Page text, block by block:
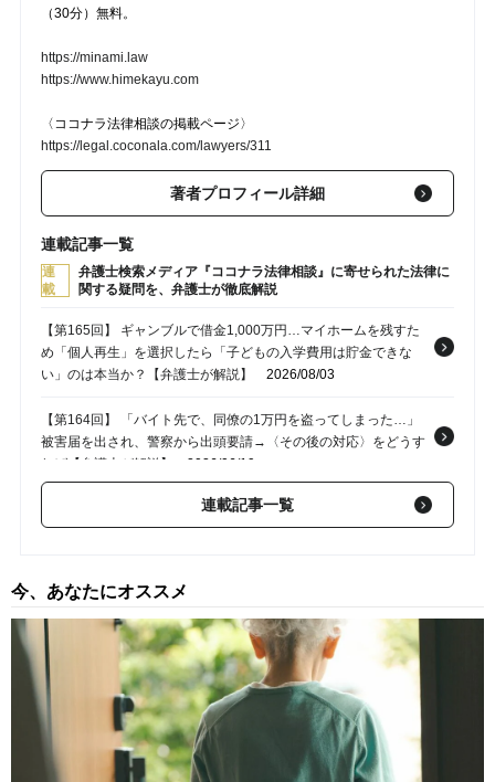
（30分）無料。
https://minami.law
https://www.himekayu.com
〈ココナラ法律相談の掲載ページ〉
https://legal.coconala.com/lawyers/311
著者プロフィール詳細
連載記事一覧
連
載
弁護士検索メディア『ココナラ法律相談』に寄せられた法律に
関する疑問を、弁護士が徹底解説
【第165回】 ギャンブルで借金1,000万円…マイホームを残すた
め「個人再生」を選択したら「子どもの入学費用は貯金できな
い」のは本当か？【弁護士が解説】
2026/08/03
【第164回】 「バイト先で、同僚の1万円を盗ってしまった…」
被害届を出され、警察から出頭要請→〈その後の対応〉をどうす
れば【弁護士が解説】
2026/06/19
【第163回】 会社が手を焼く問題従業員…前職への問い合わせで
発覚した〈解雇歴〉〈残業代請求訴訟〉を理由に「経歴詐称」で
【第162回】 「オレは無罪だ！ でも…怖がらせた点はお詫びした
い」刑事事件、否認する加害者からの示談交渉は「容疑を認め
る」ことになるか？【弁護士が解説】2026/04/10
【第161回】 駅のエスカレーターで女性の後ろ姿を盗撮。その場
で通報されなかったが、女性は気づいており…後日逮捕される可
能性はある？【弁護士が解説】
連載記事一覧
今、あなたにオススメ